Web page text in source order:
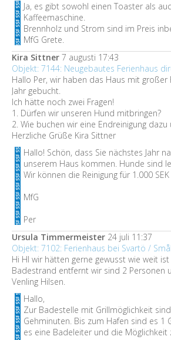
Ja, es gibt sowohl einen Toaster als
Kaffeemaschine.
Brennholz und Strom sind im Preis
MfG Grete.
Kira Sittner 7 augusti 17:43
Objekt: 7144: Neugebautes Ferienhaus
Hallo Per, wir haben das Haus mit großer
Jahr gebucht.
Ich hätte noch zwei Fragen!
1. Dürfen wir unseren Hund mitbringen?
2. Wie buchen wir eine Endreinigung
Herzliche Grüße Kira Sittner
Hallo! Schön, dass Sie nächstes Jahr
unserem Haus kommen. Hunde sind
Wir können die Reinigung für 1.000
MfG
Per
Ursula Timmermeister 24 juli 11:37
Objekt: 7102: Ferienhaus bei Svartö /
Hi HI wir hätten gerne gewusst wie weit
Badestrand entfernt wir sind 2 Personen
Venling Hilsen.
Hallo,
Zur Badestelle mit Grillmöglichkeit
Gehminuten. Bis zum Hafen sind es 1
es eine Badeleiter und die Möglichkeit